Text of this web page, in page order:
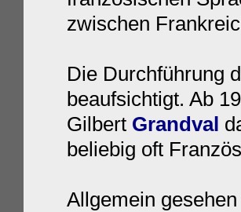
zwischen
Die Durchführung
beaufsichtigt. Ab
Gilbert Grandval
beliebig oft
Allgemein